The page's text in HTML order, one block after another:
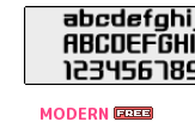
MODERN